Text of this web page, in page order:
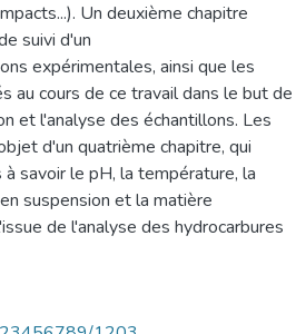
Un deuxième chapitre
suivi d'un
expérimentales, ainsi que les
au cours de ce travail dans le but de
et l'analyse des échantillons. Les
d'un quatrième chapitre, qui
savoir le pH, la température, la
suspension et la matière
de l'analyse des hydrocarbures